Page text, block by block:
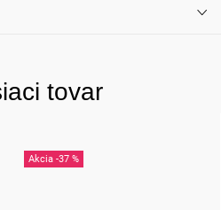
tovar
-37 %